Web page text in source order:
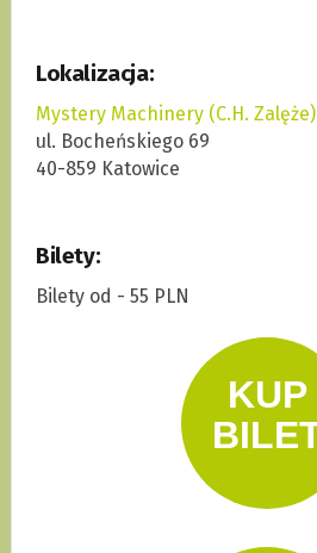
Lokalizacja:
Mystery Machinery (C.H. Zalęże)
ul. Bocheńskiego 69
40-859 Katowice
Bilety:
Bilety od - 55 PLN